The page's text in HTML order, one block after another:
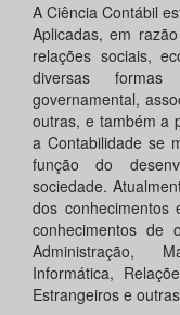
A Ciência Contábil
Aplicadas, em
relações sociais,
diversas
governamental,
outras, e também a
a Contabilidade se
função do
sociedade.
dos conhecimentos
conhecimentos de
Administração,
Informática,
Estrangeiros e